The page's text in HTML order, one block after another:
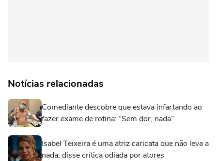
Notícias relacionadas
Comediante descobre que estava infartando ao
fazer exame de rotina: “Sem dor, nada”
Isabel Teixeira é uma atriz caricata que não leva a
nada, disse crítica odiada por atores